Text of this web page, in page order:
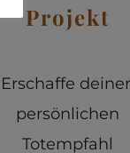
Projekt
Erschaffe
persönlichen
Totempfahl